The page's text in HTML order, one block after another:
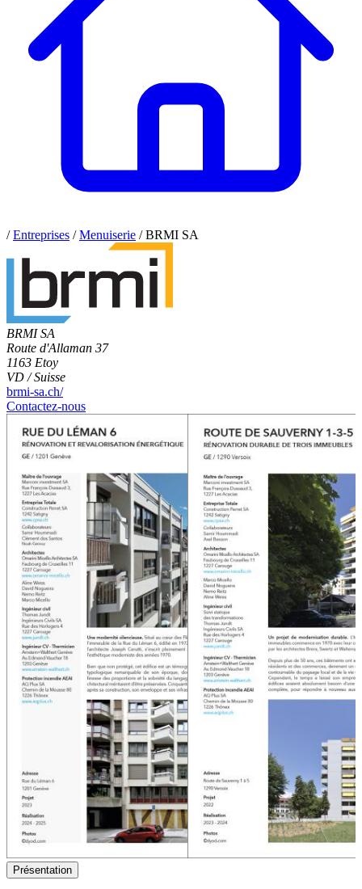
/ Entreprises / Menuiserie /BRMI SA
BRMI SA
Route d'Allaman 37
1163 Etoy
VD / Suisse
brmi-sa.ch/
Contactez-nous
Présentation